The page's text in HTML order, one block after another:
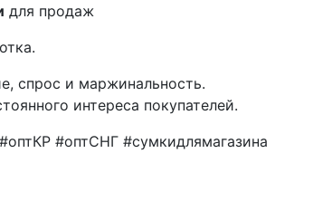
для продаж
спрос и маржинальность.
интереса покупателей.
#оптСНГ #сумкидлямагазина